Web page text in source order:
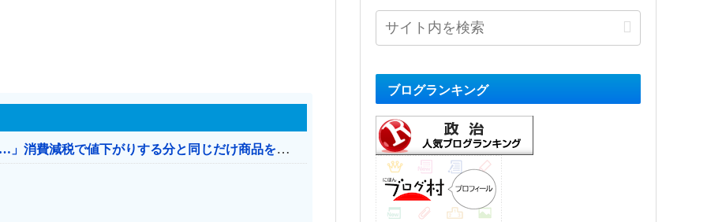
【消費税率1％】 「下げるのが筋なんですけど…」消費減税で値下がりする分と同じだけ商品を値上げして店頭価格を変えない店も
ブログランキング